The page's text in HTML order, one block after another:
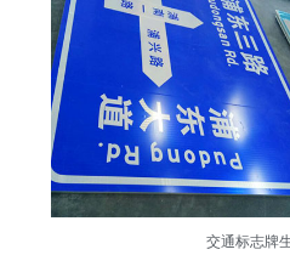
交通标志牌